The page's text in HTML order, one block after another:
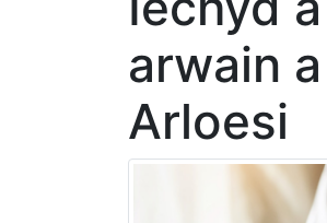
arwain
Arloesi